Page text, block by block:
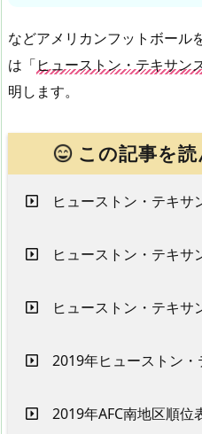
などアメリカンフットボール
は「ヒューストン・テキサン
明します。
この記事を
ヒューストン・テキサ
ヒューストン・テキサ
ヒューストン・テキサ
2019年ヒューストン・
2019年AFC南地区順位